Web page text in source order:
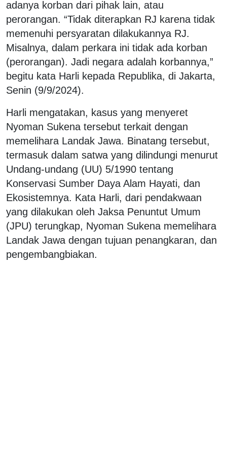
adanya korban dari pihak lain, atau
perorangan. “Tidak diterapkan RJ karena tidak
memenuhi persyaratan dilakukannya RJ.
Misalnya, dalam perkara ini tidak ada korban
(perorangan). Jadi negara adalah korbannya,”
begitu kata Harli kepada Republika, di Jakarta,
Senin (9/9/2024).
Harli mengatakan, kasus yang menyeret
Nyoman Sukena tersebut terkait dengan
memelihara Landak Jawa. Binatang tersebut,
termasuk dalam satwa yang dilindungi menurut
Undang-undang (UU) 5/1990 tentang
Konservasi Sumber Daya Alam Hayati, dan
Ekosistemnya. Kata Harli, dari pendakwaan
yang dilakukan oleh Jaksa Penuntut Umum
(JPU) terungkap, Nyoman Sukena memelihara
Landak Jawa dengan tujuan penangkaran, dan
pengembangbiakan.